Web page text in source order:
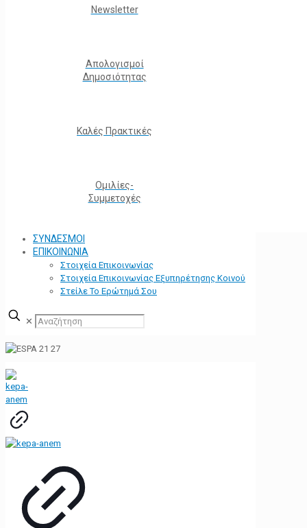
Νewsletter
Απολογισμοί
Δημοσιότητας
Καλές Πρακτικές
Ομιλίες-
Συμμετοχές
ΣΥΝΔΕΣΜΟΙ
ΕΠΙΚΟΙΝΩΝΙΑ
Στοιχεία Επικοινωνίας
Στοιχεία Επικοινωνίας Εξυπηρέτησης Κοινού
Στείλε Το Ερώτημά Σου
✕